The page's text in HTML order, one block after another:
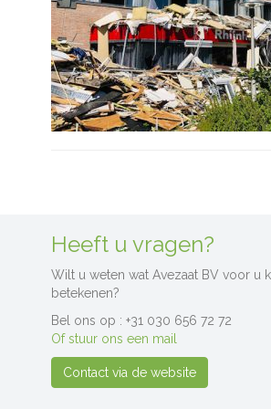
Heeft u vragen?
Wilt u weten wat Avezaat BV voor u
betekenen?
Bel ons op : +31 030 656 72 72
Of stuur ons een mail
Contact via de website